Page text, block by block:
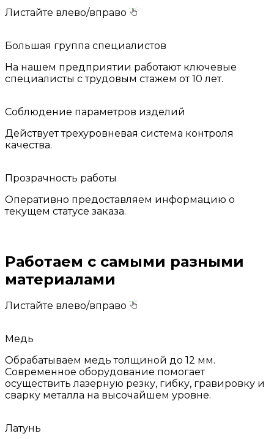
Листайте влево/вправо
Большая группа специалистов
На нашем предприятии работают ключевые
специалисты с трудовым стажем от 10 лет.
Соблюдение параметров изделий
Действует трехуровневая система контроля
качества.
Прозрачность работы
Оперативно предоставляем информацию о
текущем статусе заказа.
Работаем с самыми разными
материалами
Листайте влево/вправо
Медь
Обрабатываем медь толщиной до 12 мм.
Современное оборудование помогает
осуществить лазерную резку, гибку, гравировку и
сварку металла на высочайшем уровне.
Латунь